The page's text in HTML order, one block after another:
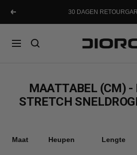
Vorig 30 DAGEN
Navigatie
Dioro
MAATTABEL (CM) -
STRETCH
Maat Heupen Lengte